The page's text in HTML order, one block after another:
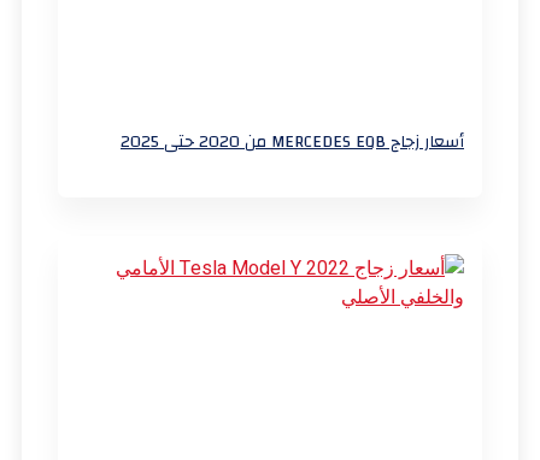
أسعار زجاج MERCEDES EQB من 2020 حتى 2025